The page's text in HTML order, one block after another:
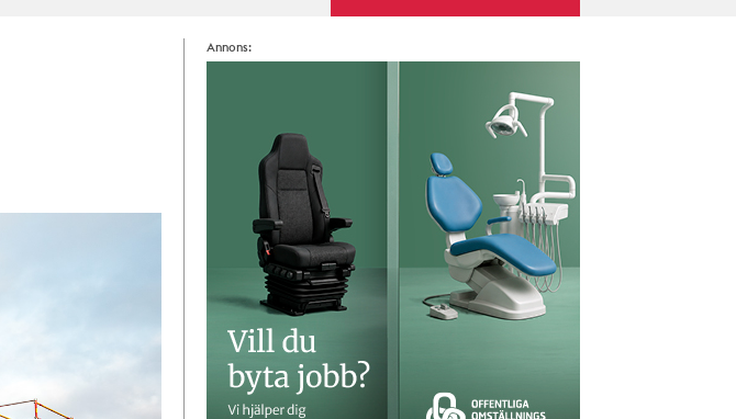
Annons: